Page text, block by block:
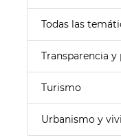
Todas las
Transparencia
Turismo
Urbanismo y